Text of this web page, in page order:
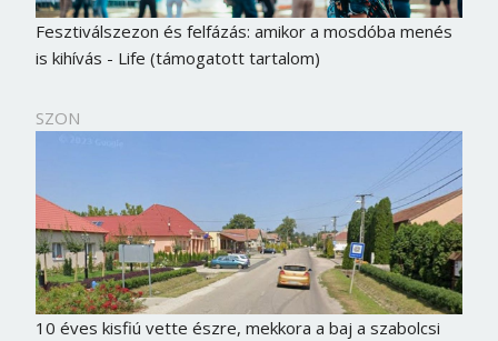
Fesztiválszezon és felfázás: amikor a mosdóba menés
is kihívás - Life (támogatott tartalom)
SZON
10 éves kisfiú vette észre, mekkora a baj a szabolcsi